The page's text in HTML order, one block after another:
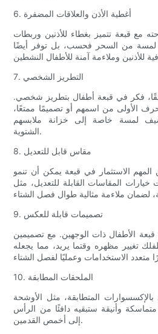
6. أغطية الأذن والعلاقات المضفرة
قبعة تتميز بغطاء للأذنين وربطات
من السحر فحسب، بل توفر أيضًا
7. التطريز الشخصي
فكر في قبعة أطفال بتطريز شخصي.
الأولى من اسمهم أو تصميمًا ممتعًا،
لمسة خاصة إلى خزانة ملابسهم
الشتوية.
8. مقاس قابل للتعديل
المهم الاستثمار في قبعة يمكن أن تنمو
المقاسات القابلة للتعديل، مثل
9. تصميمات قابلة للعكس
الأطفال ذات الوجهين. مع تصميمين
تغيير مظهره وقتما يريد، مما يجعله
10. الملحقات المطابقة
المتطابقة، مثل الأوشحة
وأنيقة ستبقيه دافئًا من الرأس
إلى أخمص القدمين.